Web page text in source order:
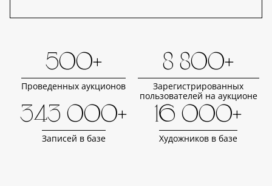
500+
Проведенных аукционов
8 800+
Зарегистрированных
пользователей на аукционе
343 000+
Записей в базе
16 000+
Художников в базе